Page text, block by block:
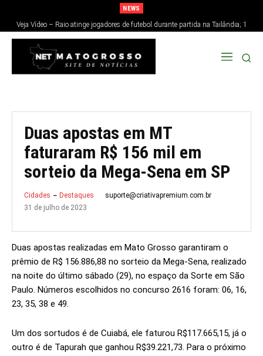
NEWS
Veja Vídeo – Raio atinge jogadores de futebol durante partida na Tailândia; 1
morre e 12 ficam feridos
Duas apostas em MT
faturaram R$ 156 mil em
sorteio da Mega-Sena em SP
Cidades Destaques
suporte@criativapremium.com.br
31 de julho de 2023
Duas apostas realizadas em Mato Grosso garantiram o
prêmio de R$ 156.886,88 no sorteio da Mega-Sena, realizado
na noite do último sábado (29), no espaço da Sorte em São
Paulo. Números escolhidos no concurso 2616 foram: 06, 16,
23, 35, 38 e 49.
Um dos sortudos é de Cuiabá, ele faturou R$117.665,15, já o
outro é de Tapurah que ganhou R$39.221,73. Para o próximo